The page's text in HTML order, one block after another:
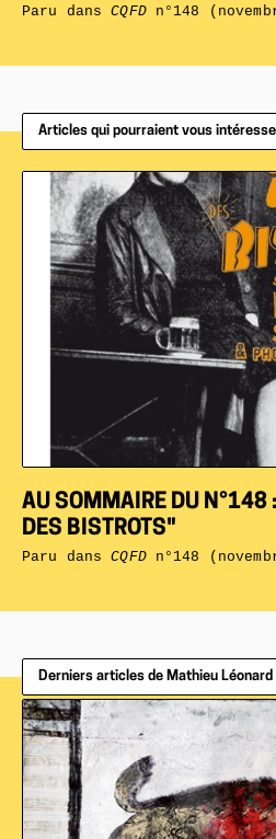
Paru dansCQFDn°148
Articles qui pourraient vous
AU SOMMAIRE DU N°148
DES BISTROTS"
Paru dansCQFDn°148
Derniers articles de Mathieu Léonard